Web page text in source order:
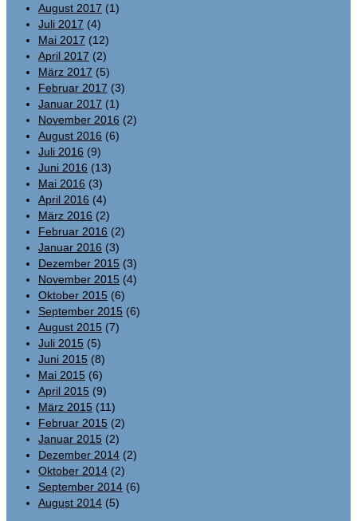
August 2017 (1)
Juli 2017 (4)
Mai 2017 (12)
April 2017 (2)
März 2017 (5)
Februar 2017 (3)
Januar 2017 (1)
November 2016 (2)
August 2016 (6)
Juli 2016 (9)
Juni 2016 (13)
Mai 2016 (3)
April 2016 (4)
März 2016 (2)
Februar 2016 (2)
Januar 2016 (3)
Dezember 2015 (3)
November 2015 (4)
Oktober 2015 (6)
September 2015 (6)
August 2015 (7)
Juli 2015 (5)
Juni 2015 (8)
Mai 2015 (6)
April 2015 (9)
März 2015 (11)
Februar 2015 (2)
Januar 2015 (2)
Dezember 2014 (2)
Oktober 2014 (2)
September 2014 (6)
August 2014 (5)